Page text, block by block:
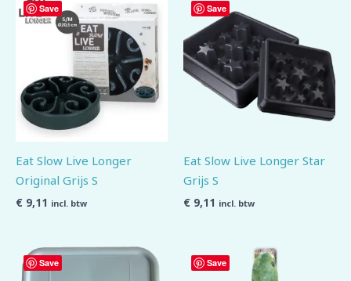
Save
Eat Slow Live Longer
Original Grijs S
€ 9,11 incl. btw
Save
Eat Slow Live Longer Star
Grijs S
€ 9,11 incl. btw
Save Save